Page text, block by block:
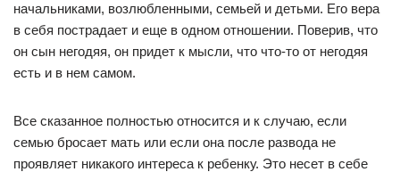
начальниками, возлюбленными, семьей и детьми. Его вера
в себя пострадает и еще в одном отношении. Поверив, что
он сын негодяя, он придет к мысли, что что-то от негодяя
есть и в нем самом.
Все сказанное полностью относится и к случаю, если
семью бросает мать или если она после развода не
проявляет никакого интереса к ребенку. Это несет в себе